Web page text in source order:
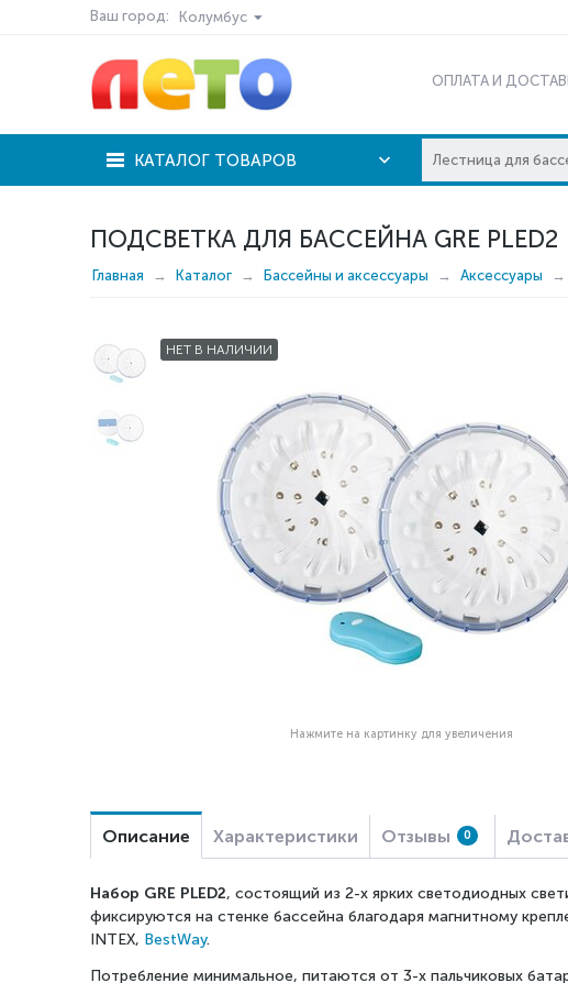
Ваш город: Колумбус
ОПЛАТА И
КАТАЛОГ ТОВАРОВ
ПОДСВЕТКА ДЛЯ БАССЕЙНА GRE PLED2
Главная Каталог Бассейны и аксессуары Аксессуары
НЕТ В НАЛИЧИИ
Нажмите на картинку для увеличения
Описание Характеристики Отзывы 0
Набор GRE PLED2, состоящий из 2-х ярких светодиодных
фиксируются на стенке бассейна благодаря магнитному
INTEX, BestWay.
Потребление минимальное, питаются от 3-х пальчиковых